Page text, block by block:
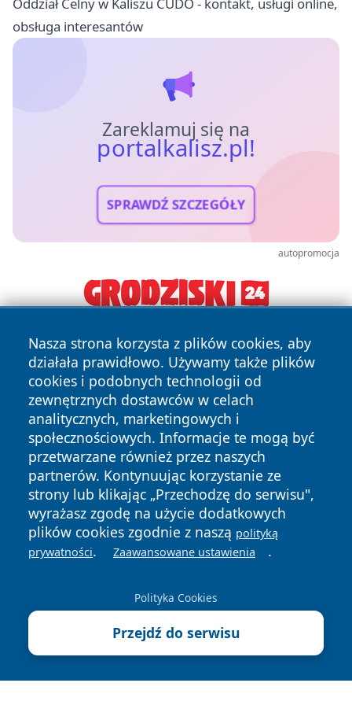
obsługa interesantów
Zareklamuj się na
portalkalisz.pl!
SPRAWDŹ SZCZEGÓŁY
autopromocja
Nasza strona korzysta z plików cookies, aby
działała prawidłowo. Używamy także plików
cookies i podobnych technologii od
zewnętrznych dostawców w celach
analitycznych, marketingowych i
społecznościowych. Informacje te mogą być
przetwarzane również przez naszych
partnerów. Kontynuując korzystanie ze
strony lub klikając „Przechodzę do serwisu",
wyrażasz zgodę na użycie dodatkowych
plików cookies zgodnie z naszą polityką
prywatności. Zaawansowane ustawienia .
Polityka Cookies
Przejdź do serwisu
Copyright © 2026 portalkalisz.pl Wszystkie prawa
zastrzeżone.
News Autorzy
Polityka
Prywatności
Polityka
Cookies